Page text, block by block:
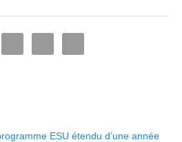
ESU étendu d’une année